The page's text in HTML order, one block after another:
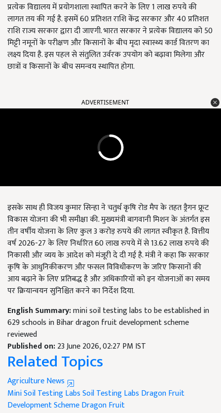
प्रत्येक विद्यालय में प्रयोगशाला स्थापित करने के लिए 1 लाख रुपये की
लागत तय की गई है. इसमें 60 प्रतिशत राशि केंद्र सरकार और 40 प्रतिशत
राशि राज्य सरकार द्वारा दी जाएगी. भारत सरकार ने प्रत्येक विद्यालय को 50
मिट्टी नमूनों के परीक्षण और किसानों के बीच मृदा स्वास्थ्य कार्ड वितरण का
लक्ष्य दिया है. इस पहल से संतुलित उर्वरक उपयोग को बढ़ावा मिलेगा और
छात्रों व किसानों के बीच समन्वय स्थापित होगा.
ADVERTISEMENT
इसके साथ ही विजय कुमार सिन्हा ने चतुर्थ कृषि रोड मैप के तहत ड्रैगन फ्रूट
विकास योजना की भी समीक्षा की. मुख्यमंत्री बागवानी मिशन के अंतर्गत इस
तीन वर्षीय योजना के लिए कुल 3 करोड़ रुपये की लागत स्वीकृत है. वित्तीय
वर्ष 2026-27 के लिए निर्धारित 60 लाख रुपये में से 13.62 लाख रुपये की
निकासी और व्यय के आदेश को मंजूरी दे दी गई है. मंत्री ने कहा कि सरकार
कृषि के आधुनिकीकरण और फसल विविधीकरण के जरिए किसानों की
आय बढ़ाने के लिए प्रतिबद्ध है और अधिकारियों को इन योजनाओं का समय
पर क्रियान्वयन सुनिश्चित करने का निर्देश दिया.
English Summary:mini soil testing labs to be established in
629 schools in Bihar dragon fruit development scheme
reviewed
Published on:23 June 2026, 02:27 PM IST
Related Topics
Agriculture News
Mini Soil Testing LabsSoil Testing Labs Dragon Fruit
Development SchemeDragon Fruit